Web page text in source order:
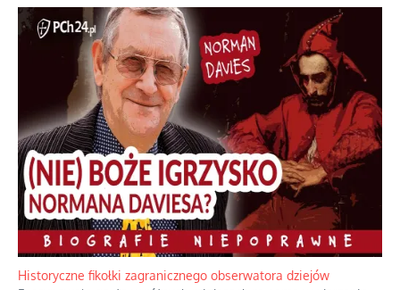
Rozważania o rodzinie przy zielonej herbacie
Rodzina to zbiór jednostek połączonych trwałymi, naturalnymi,
realnymi relacjami....